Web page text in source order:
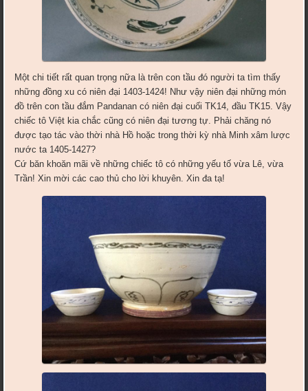
Một chi tiết rất quan trọng nữa là trên con tầu đó người ta tìm thấy
những đồng xu có niên đại 1403-1424! Như vậy niên đại những món
đồ trên con tầu đắm Pandanan có niên đại cuối TK14, đầu TK15. Vậy
chiếc tô Việt kia chắc cũng có niên đại tương tự. Phải chăng nó
được tạo tác vào thời nhà Hồ hoặc trong thời kỳ nhà Minh xâm lược
nước ta 1405-1427?
Cứ băn khoăn mãi về những chiếc tô có những yếu tố vừa Lê, vừa
Trần! Xin mời các cao thủ cho lời khuyên. Xin đa tạ!